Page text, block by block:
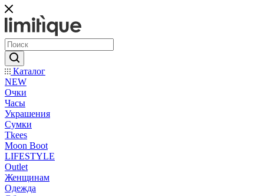
Каталог
NEW
Очки
Часы
Украшения
Сумки
Tkees
Moon Boot
LIFESTYLE
Outlet
Женщинам
Одежда